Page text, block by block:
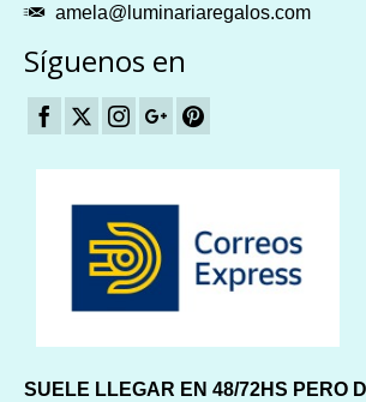
amela@luminariaregalos.com
Síguenos en
SUELE LLEGAR EN 48/72HS PERO